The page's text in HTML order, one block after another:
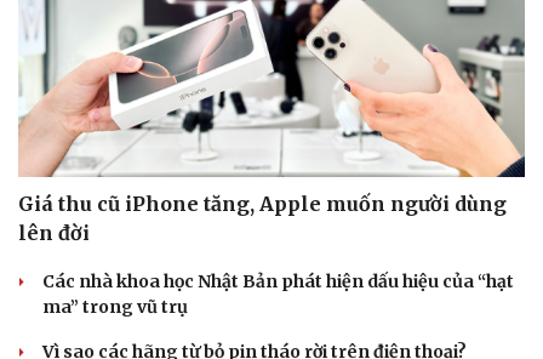
Giá thu cũ iPhone tăng, Apple muốn người dùng
lên đời
Các nhà khoa học Nhật Bản phát hiện dấu hiệu của “hạt
ma” trong vũ trụ
Vì sao các hãng từ bỏ pin tháo rời trên điện thoại?